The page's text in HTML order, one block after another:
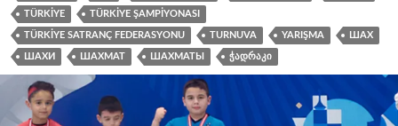
TÜRKIYE TÜRKIYE ŞAMPIYONASI
TÜRKIYE SATRANÇ FEDERASYONU TURNUVA YARIŞMA ШАХ
ШАХИ ШАХМАТ ШАХМАТЫ ᲭᲐᲓᲠᲐᲙᲘ